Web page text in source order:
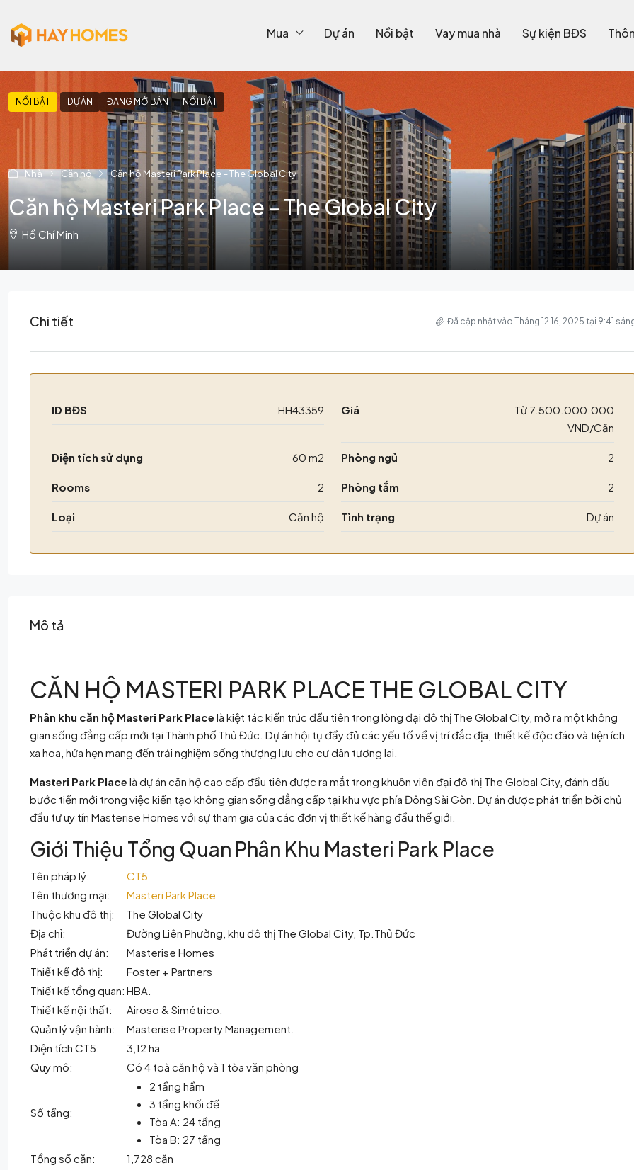
Mua Dự án Nổi bật Vay mua nhà Sự kiện BĐS
NỔI BẬT DỰ ÁN ĐANG MỞ BÁN NỔI BẬT
Nhà Căn hộ Căn hộ Masteri Park Place – The Global City
Căn hộ Masteri Park Place – The Global City
Hồ Chí Minh
Chi tiết Đã cập nhật vào Tháng 12 16, 2025 tại 9:41
ID BĐS HH43359 Giá Từ7.500.000.000
VND/Căn
Diện tích sử dụng 60 m2 Phòng ngủ 2
Rooms 2 Phòng tắm 2
Loại Căn hộ Tình trạng Dự án
Mô tả
CĂN HỘ MASTERI PARK PLACE THE GLOBAL CITY
Phân khu căn hộ Masteri Park Place là kiệt tác kiến trúc đầu tiên trong lòng đại đô thị The Global City, mở ra một không
gian sống đẳng cấp mới tại Thành phố Thủ Đức. Dự án hội tụ đầy đủ các yếu tố về vị trí đắc địa, thiết kế độc đáo và tiện ích
xa hoa, hứa hẹn mang đến trải nghiệm sống thượng lưu cho cư dân tương lai.
Masteri Park Place là dự án căn hộ cao cấp đầu tiên được ra mắt trong khuôn viên đại đô thị The Global City, đánh dấu
bước tiến mới trong việc kiến tạo không gian sống đẳng cấp tại khu vực phía Đông Sài Gòn. Dự án được phát triển bởi chủ
đầu tư uy tín Masterise Homes với sự tham gia của các đơn vị thiết kế hàng đầu thế giới.
Giới Thiệu Tổng Quan Phân Khu Masteri Park Place
Tên pháp lý:
CT5
Tên thương mại:
Masteri Park Place
Thuộc khu đô thị:
The Global City
Địa chỉ:
Đường Liên Phường, khu đô thị The Global City, Tp.Thủ Đức
Phát triển dự án:
Masterise Homes
Thiết kế đô thị:
Foster + Partners
Thiết kế tổng quan: HBA.
Thiết kế nội thất:
Airoso & Simétrico.
Quản lý vận hành:
Masterise Property Management.
Diện tích CT5:
3,12 ha
Quy mô:
Có 4 toà căn hộ và 1 tòa văn phòng
Số tầng:
2 tầng hầm
3 tầng khối đế
Tòa A: 24 tầng
Tòa B: 27 tầng
Tổng số căn:
1,728 căn